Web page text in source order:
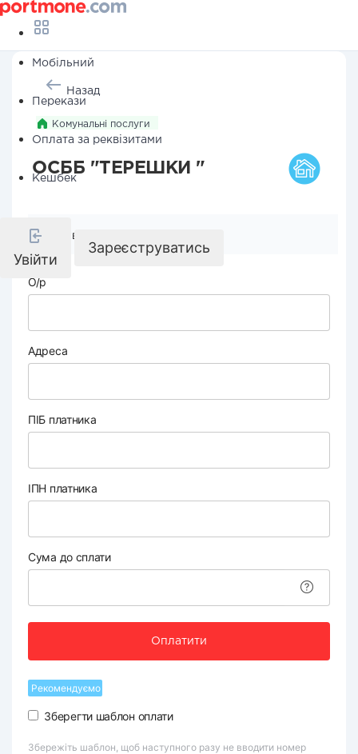
Мобільний
Перекази
Оплата за реквізитами
Кешбек
Увійти
Зареєструватись
Назад
Комунальні послуги
ОСББ "ТЕРЕШКИ "
Реквізити компанії
О/р
Адреса
ПІБ платника
ІПН платника
Сума до сплати
Оплатити
Рекомендуємо
Зберегти шаблон оплати
Збережіть шаблон, щоб наступного разу не вводити номер